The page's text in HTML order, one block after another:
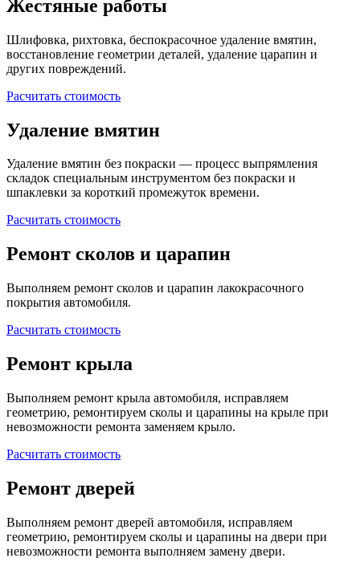
Жестяные работы
Шлифовка, рихтовка, беспокрасочное удаление вмятин,
восстановление геометрии деталей, удаление царапин и
других повреждений.
Расчитать стоимость
Удаление вмятин
Удаление вмятин без покраски — процесс выпрямления
складок специальным инструментом без покраски и
шпаклевки за короткий промежуток времени.
Расчитать стоимость
Ремонт сколов и царапин
Выполняем ремонт сколов и царапин лакокрасочного
покрытия автомобиля.
Расчитать стоимость
Ремонт крыла
Выполняем ремонт крыла автомобиля, исправляем
геометрию, ремонтируем сколы и царапины на крыле при
невозможности ремонта заменяем крыло.
Расчитать стоимость
Ремонт дверей
Выполняем ремонт дверей автомобиля, исправляем
геометрию, ремонтируем сколы и царапины на двери при
невозможности ремонта выполняем замену двери.